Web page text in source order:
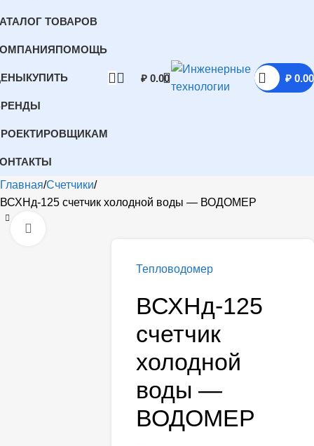
ТОВАРОВ
ПОМОЩЬ
КУПИТЬ ₽ 0.00 ₽ 0.00
Главная Счетчики
ВСХНд-125 счетчик холодной воды — ВОДОМЕР
Тепловодомер
ВСХНд-125
счетчик
холодной
воды —
ВОДОМЕР